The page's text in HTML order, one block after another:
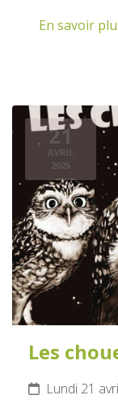
En savoir
21
AVRIL
2025
Les
Lundi 21